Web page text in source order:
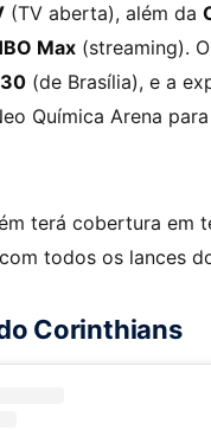
(TV aberta), além da
Max (streaming).
(de Brasília), e a
Química Arena
terá cobertura em
todos os lances
Corinthians